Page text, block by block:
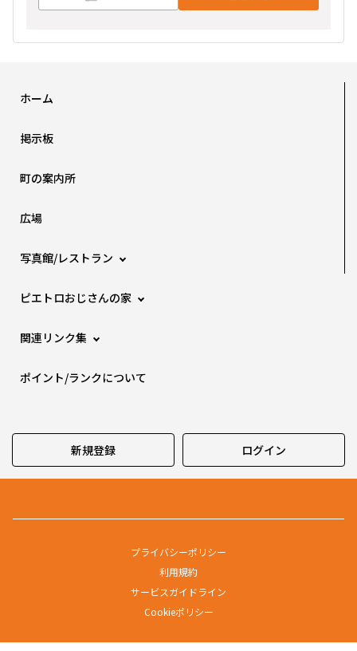
ホーム
掲示板
町の案内所
広場
写真館/レストラン
ピエトロおじさんの家
関連リンク集
ポイント/ランクについて
新規登録 ログイン
プライバシーポリシー
利用規約
サービスガイドライン
Cookieポリシー